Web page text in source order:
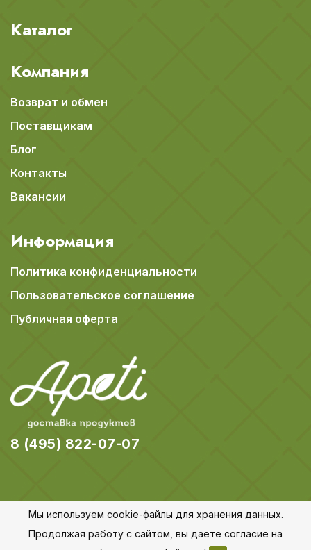
Каталог
Компания
Возврат и обмен
Поставщикам
Блог
Контакты
Вакансии
Информация
Политика конфиденциальности
Пользовательское соглашение
Публичная оферта
8 (495) 822-07-07
© 2018-2026 Apeti.ru,Карта сайта
Мы используем cookie-файлы для хранения данных.
Продолжая работу с сайтом, вы даете согласие на